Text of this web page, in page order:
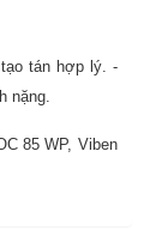
tán hợp lý. -
nặng.
85 WP, Viben